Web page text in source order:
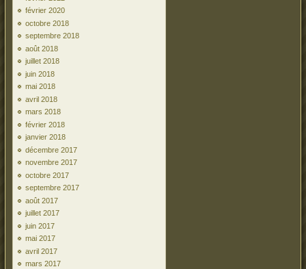
février 2020
octobre 2018
septembre 2018
août 2018
juillet 2018
juin 2018
mai 2018
avril 2018
mars 2018
février 2018
janvier 2018
décembre 2017
novembre 2017
octobre 2017
septembre 2017
août 2017
juillet 2017
juin 2017
mai 2017
avril 2017
mars 2017